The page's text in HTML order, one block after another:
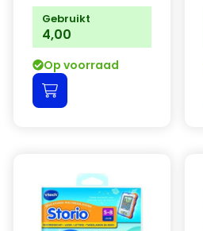
Gebruikt
4,00
Op voorraad